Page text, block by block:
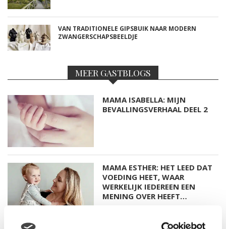
VAN TRADITIONELE GIPSBUIK NAAR MODERN
ZWANGERSCHAPSBEELDJE
MEER GASTBLOGS
MAMA ISABELLA: MIJN
BEVALLINGSVERHAAL DEEL 2
MAMA ESTHER: HET LEED DAT
VOEDING HEET, WAAR
WERKELIJK IEDEREEN EEN
MENING OVER HEEFT…